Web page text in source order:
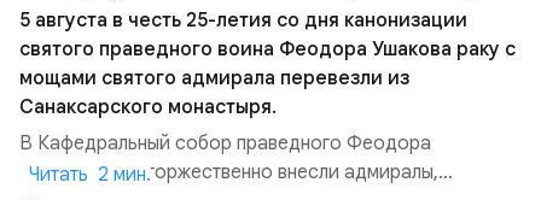
5 августа в честь 25-летия со дня канонизации
святого праведного воина Феодора Ушакова раку с
мощами святого адмирала перевезли из
Санаксарского монастыря.
В Кафедральный собор праведного Феодора
Ушакова раку торжественно внесли адмиралы,
Читать 2 мин.